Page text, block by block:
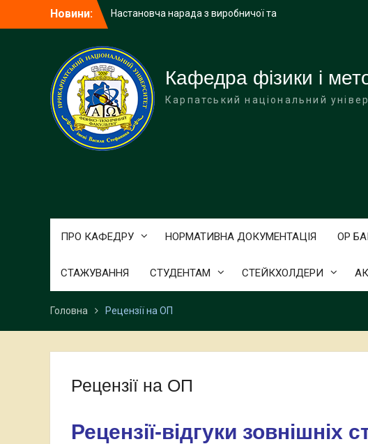
Новини:
Настановча нарада з виробничої та
академії наук
Учні Делятинського ліцею завітали з
екскурсією на фізико-технічний
факультет
Кафедра фізики і
Карпатський національний
ПРО КАФЕДРУ НОРМАТИВНА ДОКУМЕНТАЦІЯ ОР
СТАЖУВАННЯ СТУДЕНТАМ СТЕЙКХОЛДЕРИ
Головна Рецензії на ОП
Рецензії на ОП
Рецензії-відгуки зовнішніх